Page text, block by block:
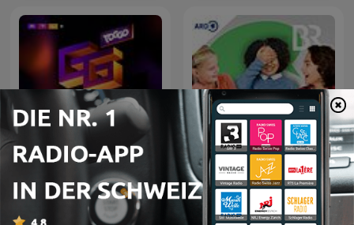
TOGGO GG - der Podcast
Quatsch & Weisheit:
Kinder reden. Über die
Welt. Und überhaupt